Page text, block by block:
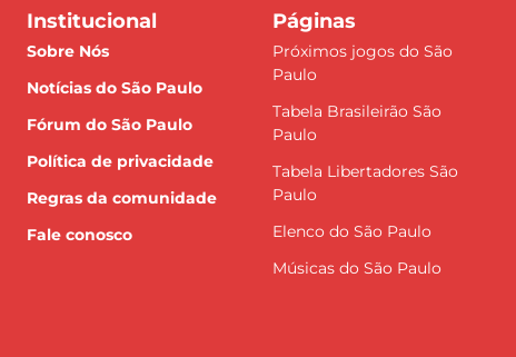
Institucional
Sobre Nós
Notícias do São Paulo
Fórum do São Paulo
Política de privacidade
Regras da comunidade
Fale conosco
Páginas
Próximos jogos do São
Paulo
Tabela Brasileirão São
Paulo
Tabela Libertadores São
Paulo
Elenco do São Paulo
Músicas do São Paulo